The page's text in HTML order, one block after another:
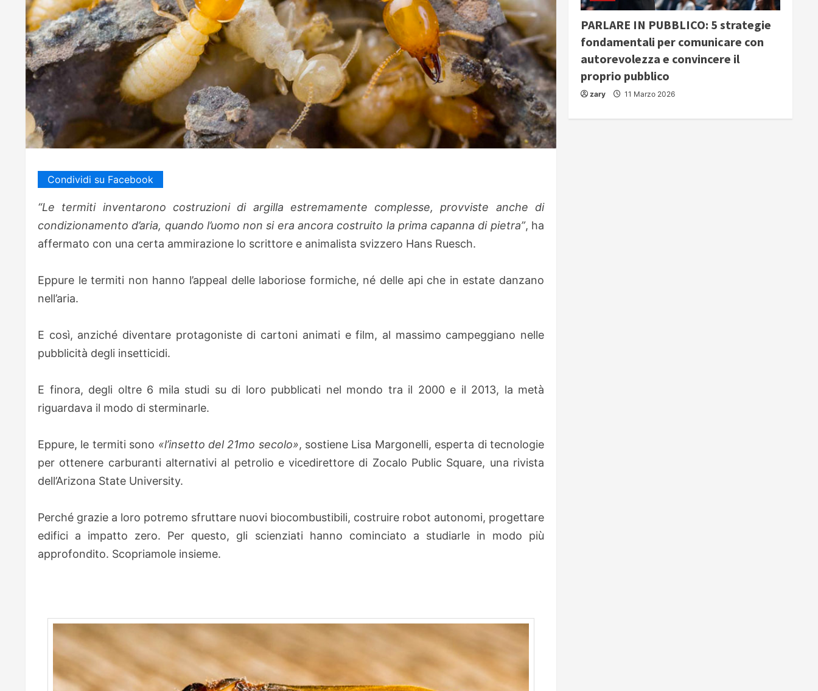
Condividi su Facebook
“Le termiti inventarono costruzioni di argilla estremamente complesse, provviste anche di
condizionamento d’aria, quando l’uomo non si era ancora costruito la prima capanna di pietra”, ha
affermato con una certa ammirazione lo scrittore e animalista svizzero Hans Ruesch.
Eppure le termiti non hanno l’appeal delle laboriose formiche, né delle api che in estate danzano
nell’aria.
E così, anziché diventare protagoniste di cartoni animati e film, al massimo campeggiano nelle
pubblicità degli insetticidi.
E finora, degli oltre 6 mila studi su di loro pubblicati nel mondo tra il 2000 e il 2013, la metà
riguardava il modo di sterminarle.
Eppure, le termiti sono «l’insetto del 21mo secolo», sostiene Lisa Margonelli, esperta di tecnologie
per ottenere carburanti alternativi al petrolio e vicedirettore di Zocalo Public Square, una rivista
dell’Arizona State University.
Perché grazie a loro potremo sfruttare nuovi biocombustibili, costruire robot autonomi, progettare
edifici a impatto zero. Per questo, gli scienziati hanno cominciato a studiarle in modo più
approfondito. Scopriamole insieme.
PARLARE IN PUBBLICO: 5 strategie
fondamentali per comunicare con
autorevolezza e convincere il
proprio pubblico
zary 11 Marzo 2026